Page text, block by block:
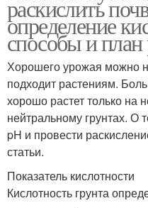
раскислить
определение
способы и
Хорошего урожая можно
подходит растениям.
хорошо растет только на
нейтральному грунтах. О
pH и провести
статьи.
Показатель кислотности
Кислотность грунта